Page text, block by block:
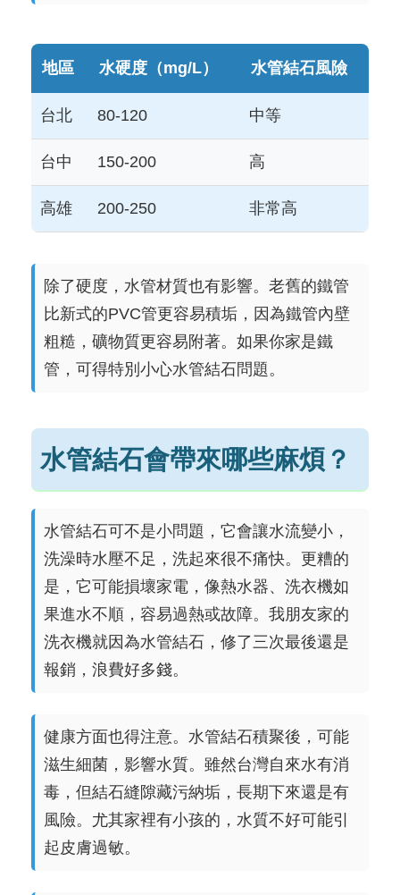
地區 水硬度（mg/L） 水管結石風險
台北 80-120 中等
台中 150-200 高
高雄 200-250 非常高
除了硬度，水管材質也有影響。老舊的鐵管
比新式的PVC管更容易積垢，因為鐵管內壁
粗糙，礦物質更容易附著。如果你家是鐵
管，可得特別小心水管結石問題。
水管結石會帶來哪些麻煩？
水管結石可不是小問題，它會讓水流變小，
洗澡時水壓不足，洗起來很不痛快。更糟的
是，它可能損壞家電，像熱水器、洗衣機如
果進水不順，容易過熱或故障。我朋友家的
洗衣機就因為水管結石，修了三次最後還是
報銷，浪費好多錢。
健康方面也得注意。水管結石積聚後，可能
滋生細菌，影響水質。雖然台灣自來水有消
毒，但結石縫隙藏污納垢，長期下來還是有
風險。尤其家裡有小孩的，水質不好可能引
起皮膚過敏。